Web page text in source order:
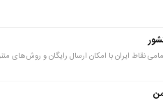
نقاط ایران با امکان ارسال رایگان و روش‌های